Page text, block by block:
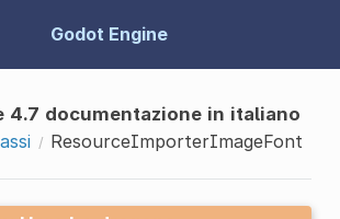
Godot Engine
4.7 documentazione in italiano
ResourceImporterImageFont